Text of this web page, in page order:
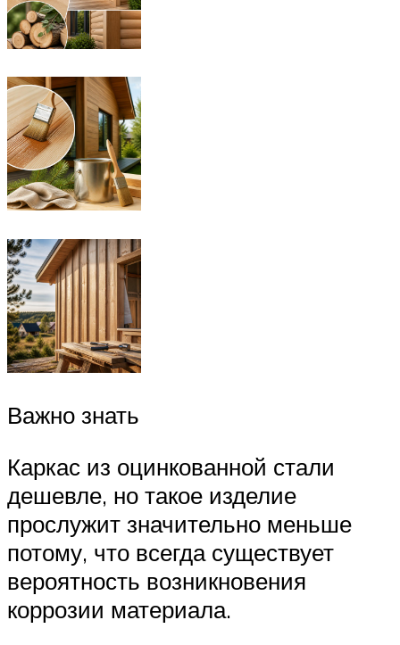
Важно знать
Каркас из оцинкованной стали
дешевле, но такое изделие
прослужит значительно меньше
потому, что всегда существует
вероятность возникновения
коррозии материала.